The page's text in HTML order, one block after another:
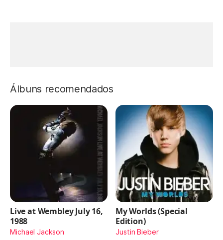
Álbuns recomendados
Live at Wembley July 16,
1988
Michael Jackson
My Worlds (Special
Edition)
Justin Bieber